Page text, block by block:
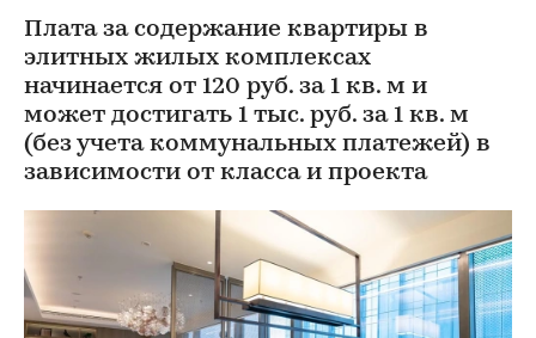
Плата за содержание квартиры в
элитных жилых комплексах
начинается от 120 руб. за 1 кв. м и
может достигать 1 тыс. руб. за 1 кв. м
(без учета коммунальных платежей) в
зависимости от класса и проекта